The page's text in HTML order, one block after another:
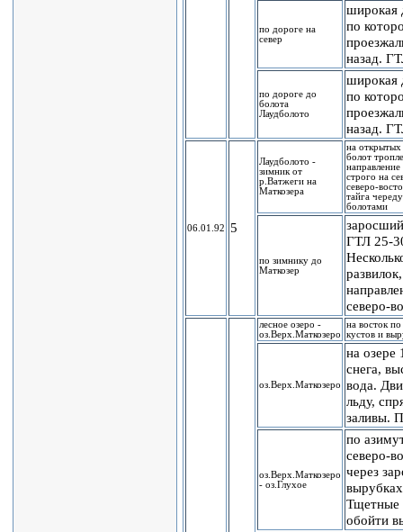
по дороге на
север
широкая
по
назад.
по дороге до
болота
Лаудболото
широкая
по
назад.
06.01.92 5
Лаудболото -
зимник от
р.Ватжеги на
Маткозера
на открытых
болот
строго на
северо-
тайга
болотами
по зимнику до
Маткозер
ГТЛ 25-
северо-
лесное озеро -
оз.Верх.Маткозеро
на восток по
кустов и
оз.Верх.Маткозеро
на озере
снега,
вода.
льду,
заливы.
оз.Верх.Маткозеро
- оз.Глухое
по
северо-
через
Тщетные
обойти